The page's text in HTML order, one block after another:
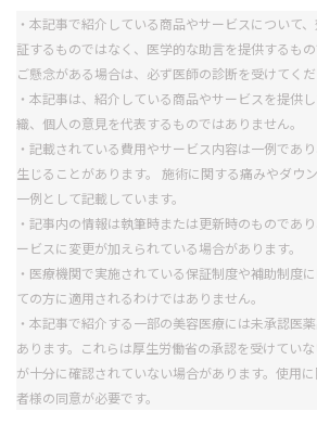
・本記事で紹介している商品やサービスについて
証するものではなく、医学的な助言を提供するも
ご懸念がある場合は、必ず医師の診断を受けてくだ
・本記事は、紹介している商品やサービスを提供
織、個人の意見を代表するものではありません。
・記載されている費用やサービス内容は一例であ
生じることがあります。 施術に関する痛みやダウ
一例として記載しています。
・記事内の情報は執筆時または更新時のものであ
ービスに変更が加えられている場合があります。
・医療機関で実施されている保証制度や補助制度
ての方に適用されるわけではありません。
・本記事で紹介する一部の美容医療には未承認医
あります。これらは厚生労働省の承認を受けてい
が十分に確認されていない場合があります。使用
者様の同意が必要です。